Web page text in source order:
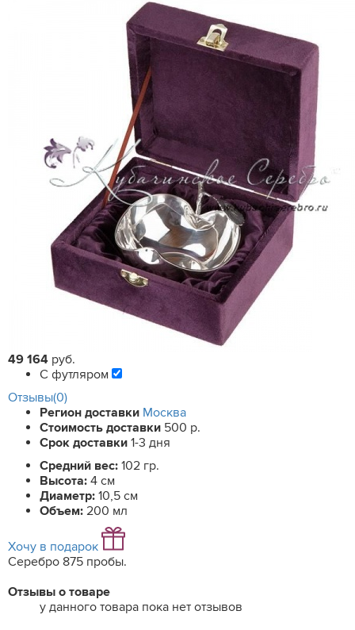
49 164 руб.
С футляром
Отзывы(0)
Регион доставки Москва
Стоимость доставки 500 р.
Срок доставки 1-3 дня
Средний вес: 102 гр.
Высота: 4 см
Диаметр: 10,5 см
Объем: 200 мл
Хочу в подарок
Серебро 875 пробы.
Отзывы о товаре
у данного товара пока нет отзывов